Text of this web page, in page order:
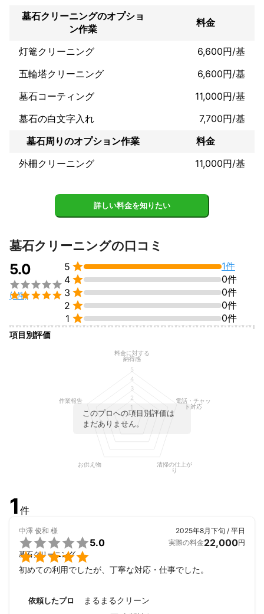
墓石クリーニングのオプショ
ン作業
料金
灯篭クリーニング
6,600円/基
五輪塔クリーニング
6,600円/基
墓石コーティング
11,000円/基
墓石の白文字入れ
7,700円/基
墓石周りのオプション作業
料金
外柵クリーニング
11,000円/基
詳しい料金を知りたい
墓石クリーニングの口コミ
5.0


(1件)
5 
1件
4 
0件
3 
0件
2 
0件
1  0件
項目別評価
このプロへの項目別評価は
まだありません。
料金に対する
納得感
電話・チャッ
ト対応
清掃の仕上が
り
お供え物
作業報告
1
2
3
4
5
1 件
中澤 俊和 様


5.0
墓石クリーニング
2025年8月下旬 / 平日
実際の料金22,000円
初めての利用でしたが、丁寧な対応・仕事でした。
依頼したプロ まるまるクリーン